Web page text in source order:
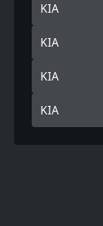
KIA
KIA
KIA
KIA